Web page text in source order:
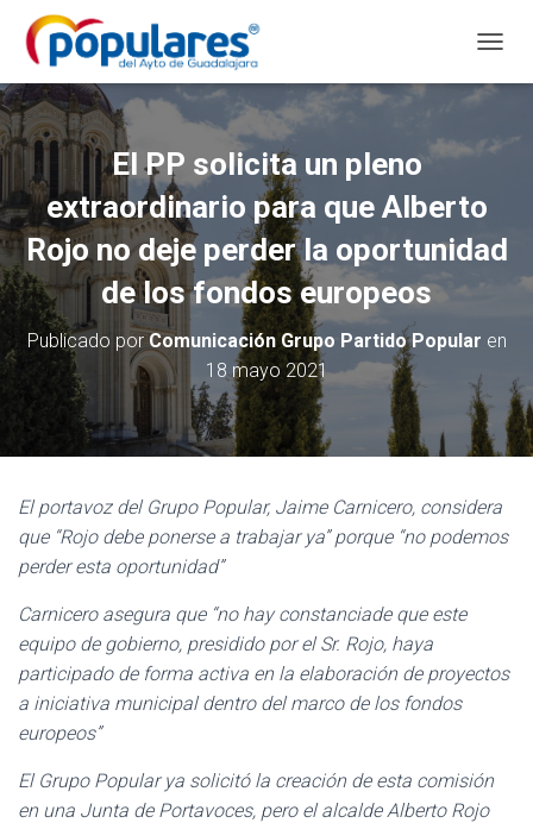
A
I
O
D
G
I
Ó
El PP solicita un pleno
extraordinario para que Alberto
Rojo no deje perder la oportunidad
de los fondos europeos
Publicado por Comunicación Grupo Partido Popular en
18 mayo 2021
El portavoz del Grupo Popular, Jaime Carnicero, considera
que “Rojo debe ponerse a trabajar ya” porque “no podemos
perder esta oportunidad”
Carnicero asegura que “no hay constanciade que este
equipo de gobierno, presidido por el Sr. Rojo, haya
participado de forma activa en la elaboración de proyectos
a iniciativa municipal dentro del marco de los fondos
europeos”
El Grupo Popular ya solicitó la creación de esta comisión
en una Junta de Portavoces, pero el alcalde Alberto Rojo